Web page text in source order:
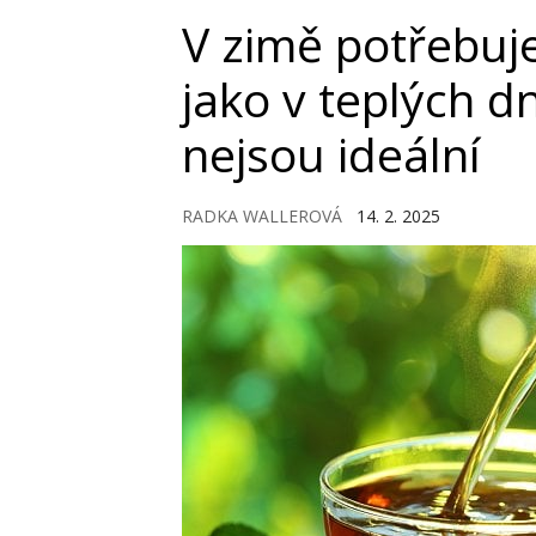
V zimě
jako v teplých
nejsou ideální
RADKA WALLEROVÁ 14. 2. 2025